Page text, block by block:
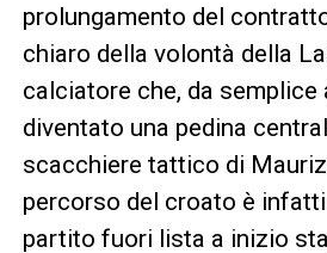
prolungamento del
chiaro della volontà della
calciatore che, da semplice
diventato una pedina
scacchiere tattico di
percorso del croato è
partito fuori lista a inizio